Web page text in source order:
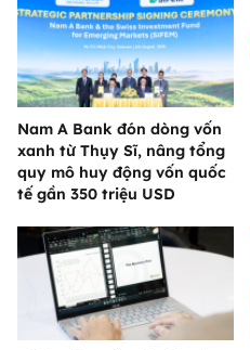
Nam A Bank đón dòng vốn
xanh từ Thụy Sĩ, nâng tổng
quy mô huy động vốn quốc
tế gần 350 triệu USD